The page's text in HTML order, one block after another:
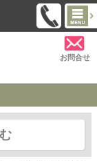
お問合せ